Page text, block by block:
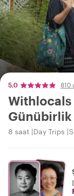
5,0 810
Withlocals
Günübirlik
8 saat Day Trips